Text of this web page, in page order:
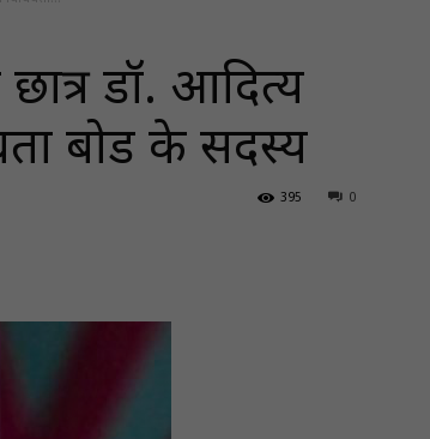
डॉ. आदित्य
बोर्ड के सदस्य
0
395